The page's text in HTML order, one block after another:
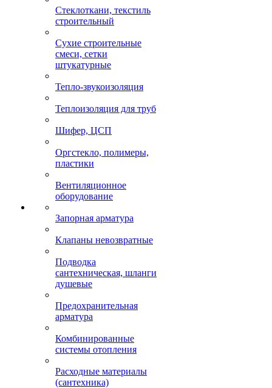
Стеклоткани, текстиль
строительный
Сухие строительные
смеси, сетки
штукатурные
Тепло-звукоизоляция
Теплоизоляция для труб
Шифер, ЦСП
Оргстекло, полимеры,
пластики
Вентиляционное
оборудование
Запорная арматура
Клапаны невозвратные
Подводка
сантехническая, шланги
душевые
Предохранительная
арматура
Комбинированные
системы отопления
Расходные материалы
(сантехника)